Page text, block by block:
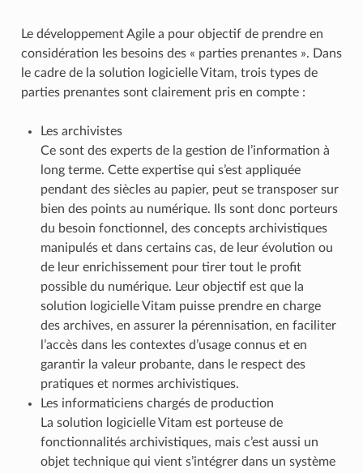
Le développement Agile a pour objectif de prendre en
considération les besoins des « parties prenantes ». Dans
le cadre de la solution logicielle Vitam, trois types de
parties prenantes sont clairement pris en compte :
Les archivistes
Ce sont des experts de la gestion de l’information à
long terme. Cette expertise qui s’est appliquée
pendant des siècles au papier, peut se transposer sur
bien des points au numérique. Ils sont donc porteurs
du besoin fonctionnel, des concepts archivistiques
manipulés et dans certains cas, de leur évolution ou
de leur enrichissement pour tirer tout le profit
possible du numérique. Leur objectif est que la
solution logicielle Vitam puisse prendre en charge
des archives, en assurer la pérennisation, en faciliter
l’accès dans les contextes d’usage connus et en
garantir la valeur probante, dans le respect des
pratiques et normes archivistiques.
Les informaticiens chargés de production
La solution logicielle Vitam est porteuse de
fonctionnalités archivistiques, mais c’est aussi un
objet technique qui vient s’intégrer dans un système